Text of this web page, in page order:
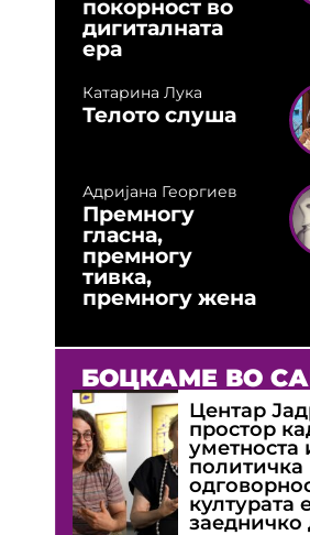
покорност во
дигиталната
ера
Катарина Лука
Телото слуша
Адријана Георгиев
Премногу
гласна,
премногу
тивка,
премногу жена
БОЦКАМЕ ВО
Центар
простор
уметноста
политичка
културата
заедничко